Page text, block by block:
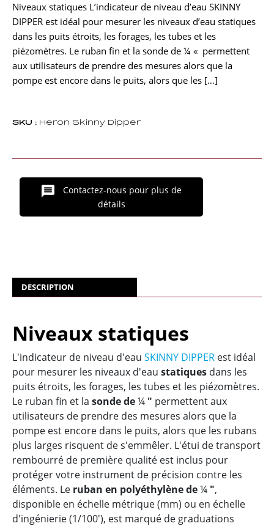
Niveaux statiques L’indicateur de niveau d’eau SKINNY
DIPPER est idéal pour mesurer les niveaux d’eau statiques
dans les puits étroits, les forages, les tubes et les
piézomètres. Le ruban fin et la sonde de ¼ « permettent
aux utilisateurs de prendre des mesures alors que la
pompe est encore dans le puits, alors que les […]
SKU : Heron Skinny Dipper
Contactez-nous pour plus de
détails
DESCRIPTION
Niveaux statiques
L'indicateur de niveau d'eau SKINNY DIPPER est idéal
pour mesurer les niveaux d'eau statiques dans les
puits étroits, les forages, les tubes et les piézomètres.
Le ruban fin et la sonde de¼ " permettent aux
utilisateurs de prendre des mesures alors que la
pompe est encore dans le puits, alors que les rubans
plus larges risquent de s'emmêler. L'étui de transport
rembourré de première qualité est inclus pour
protéger votre instrument de précision contre les
éléments. Le ruban en polyéthylène de¼ ",
disponible en échelle métrique (mm) ou en échelle
d'ingénierie (1/100'), est marqué de graduations